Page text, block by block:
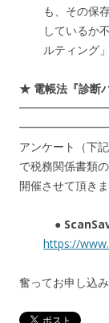
も、その保
しているか
ルティング
★ 電帳法『診断
アンケート（下
で税務関係書類
開催させて頂きま
●
https://
奮ってお申し込